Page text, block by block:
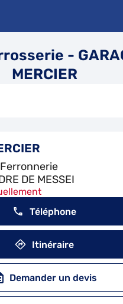
-
MERCIER
DE MESSEI
Téléphone
Itinéraire
Demander un devis